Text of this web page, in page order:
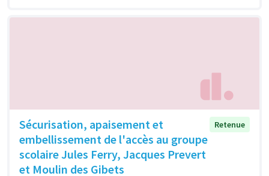
Sécurisation, apaisement et
embellissement de l'accès au groupe
scolaire Jules Ferry, Jacques Prevert
et Moulin des Gibets
Retenue